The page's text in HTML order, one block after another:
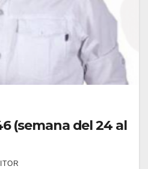
(semana del 24 al